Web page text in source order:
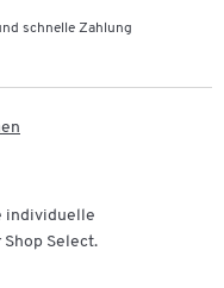
schnelle Zahlung
individuelle
Select.